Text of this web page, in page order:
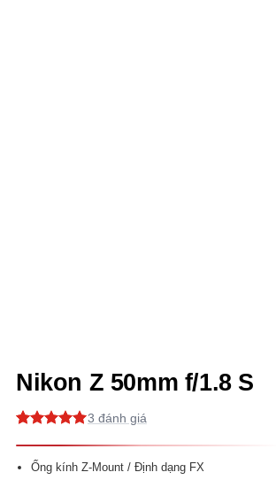
Nikon Z 50mm f/1.8 S
đánh giá
3
Ống kính Z-Mount / Định dạng FX